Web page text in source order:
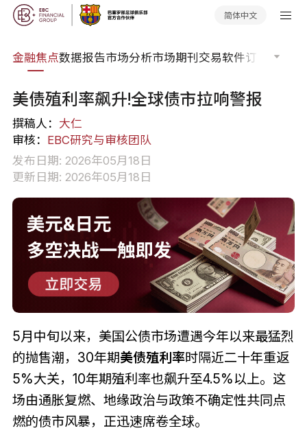
简体中文
金融焦点数据报告市场分析市场期刊交易软件订单流
美债殖利率飙升!全球债市拉响警报
撰稿人： 大仁
审核： EBC研究与审核团队
发布日期: 2026年05月18日
更新日期: 2026年05月18日
5月中旬以来，美国公债市场遭遇今年以来最猛烈
的抛售潮，30年期美债殖利率时隔近二十年重返
5%大关，10年期殖利率也飙升至4.5%以上。这
场由通胀复燃、地缘政治与政策不确定性共同点
燃的债市风暴，正迅速席卷全球。